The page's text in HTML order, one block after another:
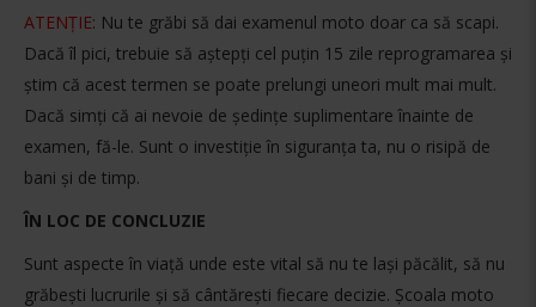
ATENȚIE: Nu te grăbi să dai examenul moto doar ca să scapi.
Dacă îl pici, trebuie să aștepți cel puțin 15 zile reprogramarea și
știm că acest termen se poate prelungi uneori mult mai mult.
Dacă simți că ai nevoie de ședințe suplimentare înainte de
examen, fă-le. Sunt o investiție în siguranța ta, nu o risipă de
bani și de timp.
ÎN LOC DE CONCLUZIE
Sunt aspecte în viață unde este vital să nu te lași păcălit, să nu
grăbești lucrurile și să cântărești fiecare decizie. Școala moto